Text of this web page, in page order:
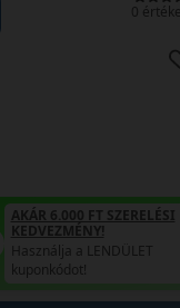
0
AKÁR 6.000 FT SZERELÉSI
KEDVEZMÉNY!
Használja a LENDÜLET
kuponkódot!